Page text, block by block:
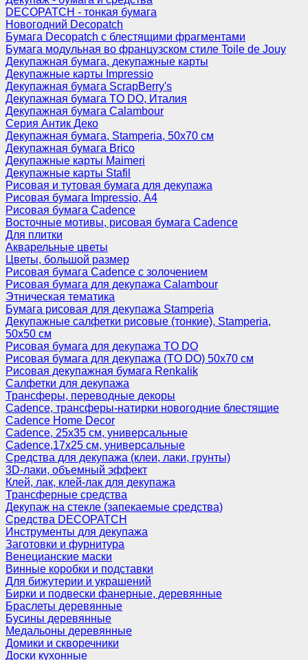
DECOPATCH - тонкая бумага
Новогодний Decopatch
Бумага Decopatch с блестящими фрагментами
Бумага модульная во французском стиле Toile de Jouy
Декупажная бумага, декупажные карты
Декупажные карты Impressio
Декупажная бумага ScrapBerry's
Декупажная бумага TO DO, Италия
Декупажная бумага Calambour
Серия Антик Деко
Декупажная бумага, Stamperia, 50х70 см
Декупажная бумага Brico
Декупажные карты Maimeri
Декупажные карты Stafil
Рисовая и тутовая бумага для декупажа
Рисовая бумага Impressio, А4
Рисовая бумага Cadence
Восточные мотивы, рисовая бумага Cadence
Для плитки
Акварельные цветы
Цветы, большой размер
Рисовая бумага Cadence c золочением
Рисовая бумага для декупажа Calambour
Этническая тематика
Бумага рисовая для декупажа Stamperia
Декупажные салфетки рисовые (тонкие), Stamperia,
50х50 см
Рисовая бумага для декупажа TO DO
Рисовая бумага для декупажа (TO DO) 50х70 см
Рисовая декупажная бумага Renkalik
Салфетки для декупажа
Трансферы, переводные декоры
Cadence, трансферы-натирки новогодние блестящие
Cadence Home Decor
Cadence, 25х35 см, универсальные
Cadence,17х25 см, универсальные
Средства для декупажа (клеи, лаки, грунты)
3D-лаки, объемный эффект
Клей, лак, клей-лак для декупажа
Трансферные средства
Декупаж на стекле (запекаемые средства)
Средства DECOPATCH
Инструменты для декупажа
Заготовки и фурнитура
Венецианские маски
Винные коробки и подставки
Для бижутерии и украшений
Бирки и подвески фанерные, деревянные
Браслеты деревянные
Бусины деревянные
Медальоны деревянные
Домики и скворечники
Доски кухонные